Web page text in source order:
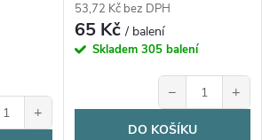
+
53,72 Kč bez DPH
65 Kč/ balení
Skladem 305 balení
− +
DO KOŠÍKU